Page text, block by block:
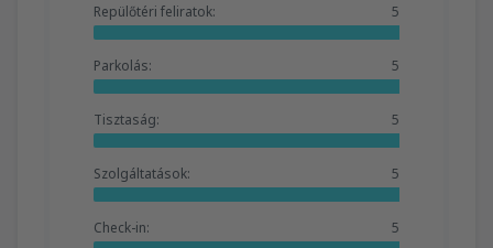
Repülőtéri feliratok: 5
Parkolás: 5
Tisztaság: 5
Szolgáltatások: 5
Check-in: 5